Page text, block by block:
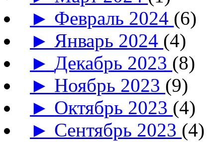
► Февраль 2024 (6)
► Январь 2024 (4)
►Декабрь 2023 (8)
► Ноябрь 2023 (9)
► Октябрь 2023 (4)
► Сентябрь 2023 (4)